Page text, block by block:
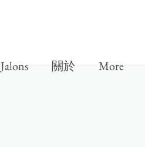
Jalons 關於 More